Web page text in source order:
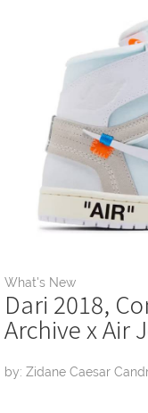
What's New
Dari 2018,
Archive x Air
by: Zidane Caesar